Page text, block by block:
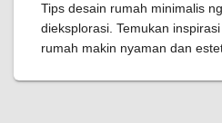
Tips desain rumah minimalis
dieksplorasi. Temukan
rumah makin nyaman dan